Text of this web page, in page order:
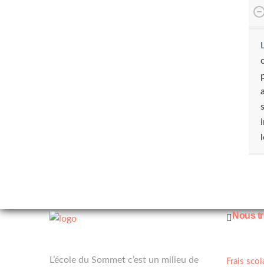
Nous
L’école du Sommet c’est un milieu de Frais